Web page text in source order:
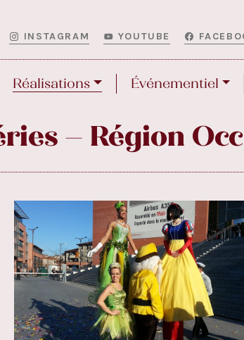
INSTAGRAM YOUTUBE
Réalisations Événementiel
– Région